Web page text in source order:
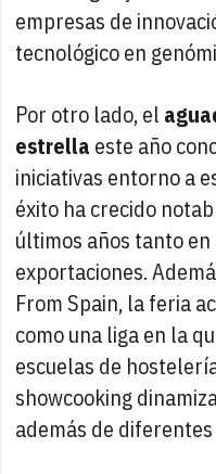
empresas de
tecnológico en
Por otro lado, el
estrella este año
iniciativas entorno a
éxito ha crecido
últimos años tanto
exportaciones.
From Spain, la feria
como una liga en la
escuelas de
showcooking
además de